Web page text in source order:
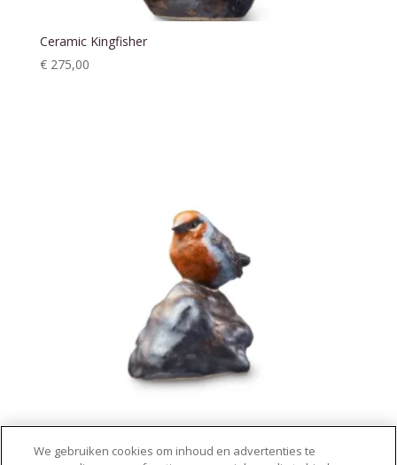
Ceramic Kingfisher
€275,00
Ceramic Robin
We gebruiken cookies om inhoud en advertenties te